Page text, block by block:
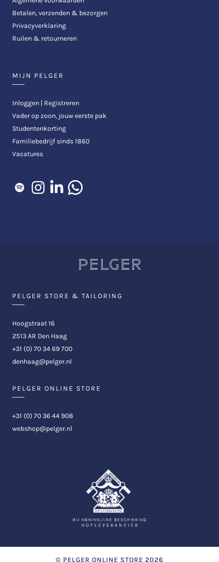
Betalen, verzenden & bezorgen
Privacyverklaring
Ruilen & retourneren
MIJN PELGER
Inloggen | Registreren
Vader op zoon, jouw eerste pak
Studentenkorting
Familiebedrijf sinds 1860
Vacatures
PELGER STORE & TAILORING
Hoogstraat 16
2513 AR Den Haag
+31 (0) 70 34 69 700
denhaag@pelger.nl
PELGER ONLINE STORE
+31 (0) 70 36 44 908
webshop@pelger.nl
© PELGER ONLINE STORE 2026